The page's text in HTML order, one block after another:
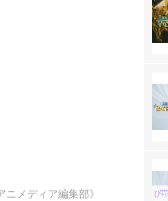
ニメディア編集部》